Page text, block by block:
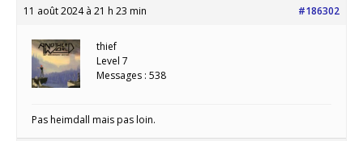
11 août 2024 à 21 h 23 min #186302
thief
Level 7
Messages : 538
Pas heimdall mais pas loin.